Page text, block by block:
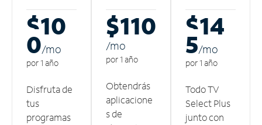
$10
0/mo
por 1 año
Disfruta de
tus
programas
$110
/mo
por 1 año
Obtendrás
aplicacione
s de
$14
5/mo
por 1 año
Todo TV
Select Plus
junto con